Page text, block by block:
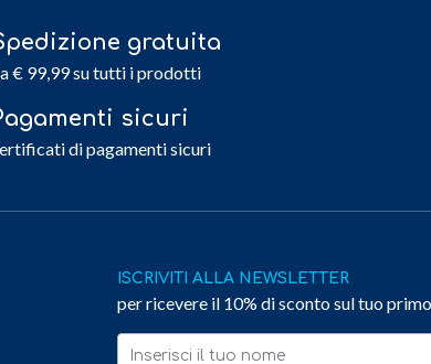
gratuita
€ 99,99 su tutti i prodotti
sicuri
di pagamenti sicuri
ISCRIVITI ALLA NEWSLETTER
per ricevere il 10% di sconto sul tuo